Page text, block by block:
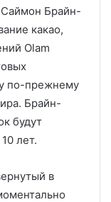
Саймон Брайн-
какао,
Olam
по-прежнему
Брайн-
будут
лет.
в